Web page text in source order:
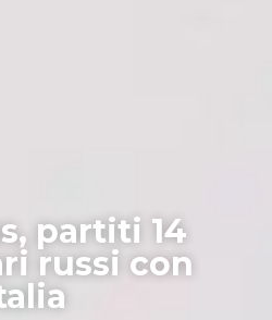
partiti 14
russi con